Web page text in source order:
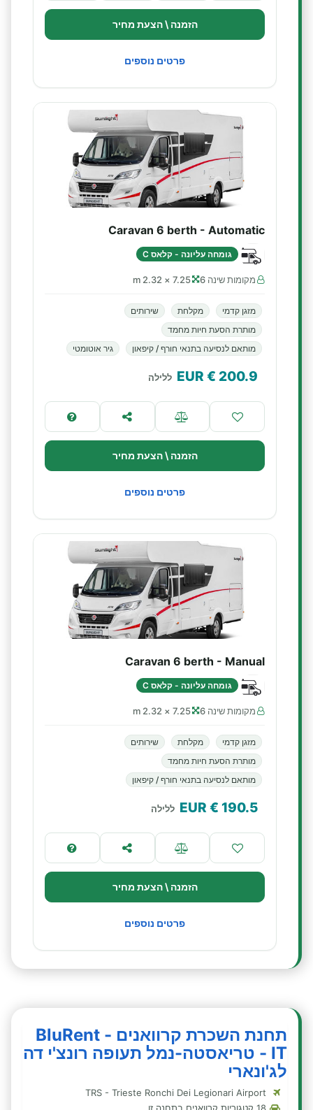
הזמנה \ הצעת מחיר
פרטים נוספים
Caravan 6 berth - Automatic
גומחה עליונה - קלאס C
מקומות שינה 6 7.25 × 2.32 m
מזגן קדמי מקלחת
שירותים
מותרת הסעת חיות מחמד
מותאם לנסיעה בתנאי חורף / קיפאון
גיר אוטומטי
200.9
€ EUR ללילה
הזמנה \ הצעת מחיר
פרטים נוספים
Caravan 6 berth - Manual
גומחה עליונה - קלאס C
מקומות שינה 6 7.25 × 2.32 m
מזגן קדמי מקלחת
שירותים
מותרת הסעת חיות מחמד
מותאם לנסיעה בתנאי חורף / קיפאון
190.5
€ EUR ללילה
הזמנה \ הצעת מחיר
פרטים נוספים
תחנת השכרת קרוואנים - BluRent
IT - טריאסטה-נמל תעופה רונצ'י דה
לג'ונארי